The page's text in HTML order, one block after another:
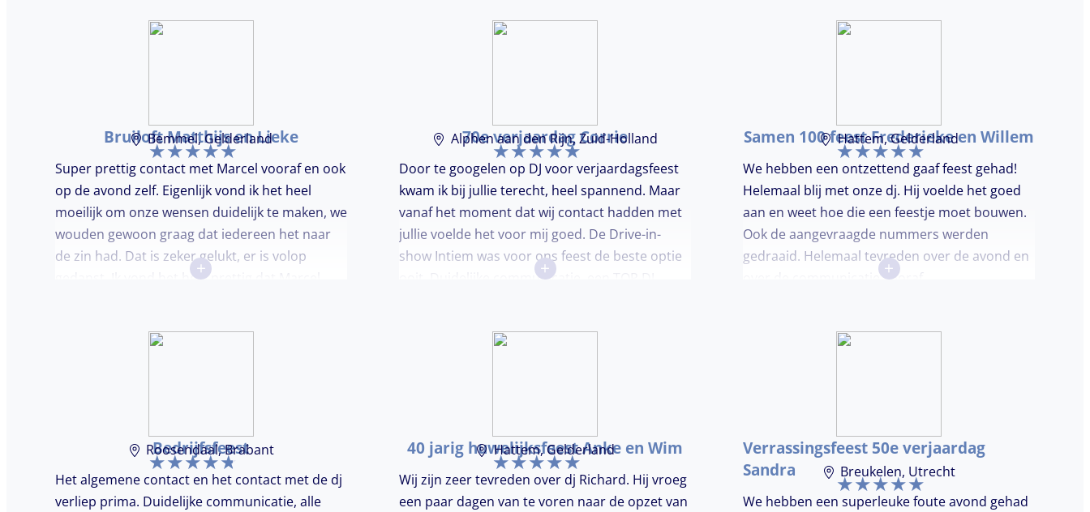
gasten genieten nog heerlijk na.
Bruiloft Matthijs en Lieke
Bemmel, Gelderland
Super prettig contact met Marcel vooraf en ook
op de avond zelf. Eigenlijk vond ik het heel
moeilijk om onze wensen duidelijk te maken, we
wouden gewoon graag dat iedereen het naar
de zin had. Dat is zeker gelukt, er is volop
gedanst. Ik vond het heel prettig dat Marcel
+
70e verjaardag Corrie
Alphen aan den Rijn, Zuid-Holland
Door te googelen op DJ voor verjaardagsfeest
kwam ik bij jullie terecht, heel spannend. Maar
vanaf het moment dat wij contact hadden met
jullie voelde het voor mij goed. De Drive-in-
show Intiem was voor ons feest de beste optie
ooit. Duidelijke communicatie, een TOP DJ
gevonden had. Wij hebben een onvergetelijke
+
Samen 100 feest Frederieke en Willem
Hattem, Gelderland
We hebben een ontzettend gaaf feest gehad!
Helemaal blij met onze dj. Hij voelde het goed
aan en weet hoe die een feestje moet bouwen.
Ook de aangevraagde nummers werden
gedraaid. Helemaal tevreden over de avond en
over de communicatie vooraf.
+
Bedrijfsfeest
Roosendaal, Brabant
Het algemene contact en het contact met de dj
verliep prima. Duidelijke communicatie, alle
40 jarig huwelijksfeest Anke en Wim
Hattem, Gelderland
Wij zijn zeer tevreden over dj Richard. Hij vroeg
een paar dagen van te voren naar de opzet van
Verrassingsfeest 50e verjaardag
Sandra
Breukelen, Utrecht
We hebben een superleuke foute avond gehad